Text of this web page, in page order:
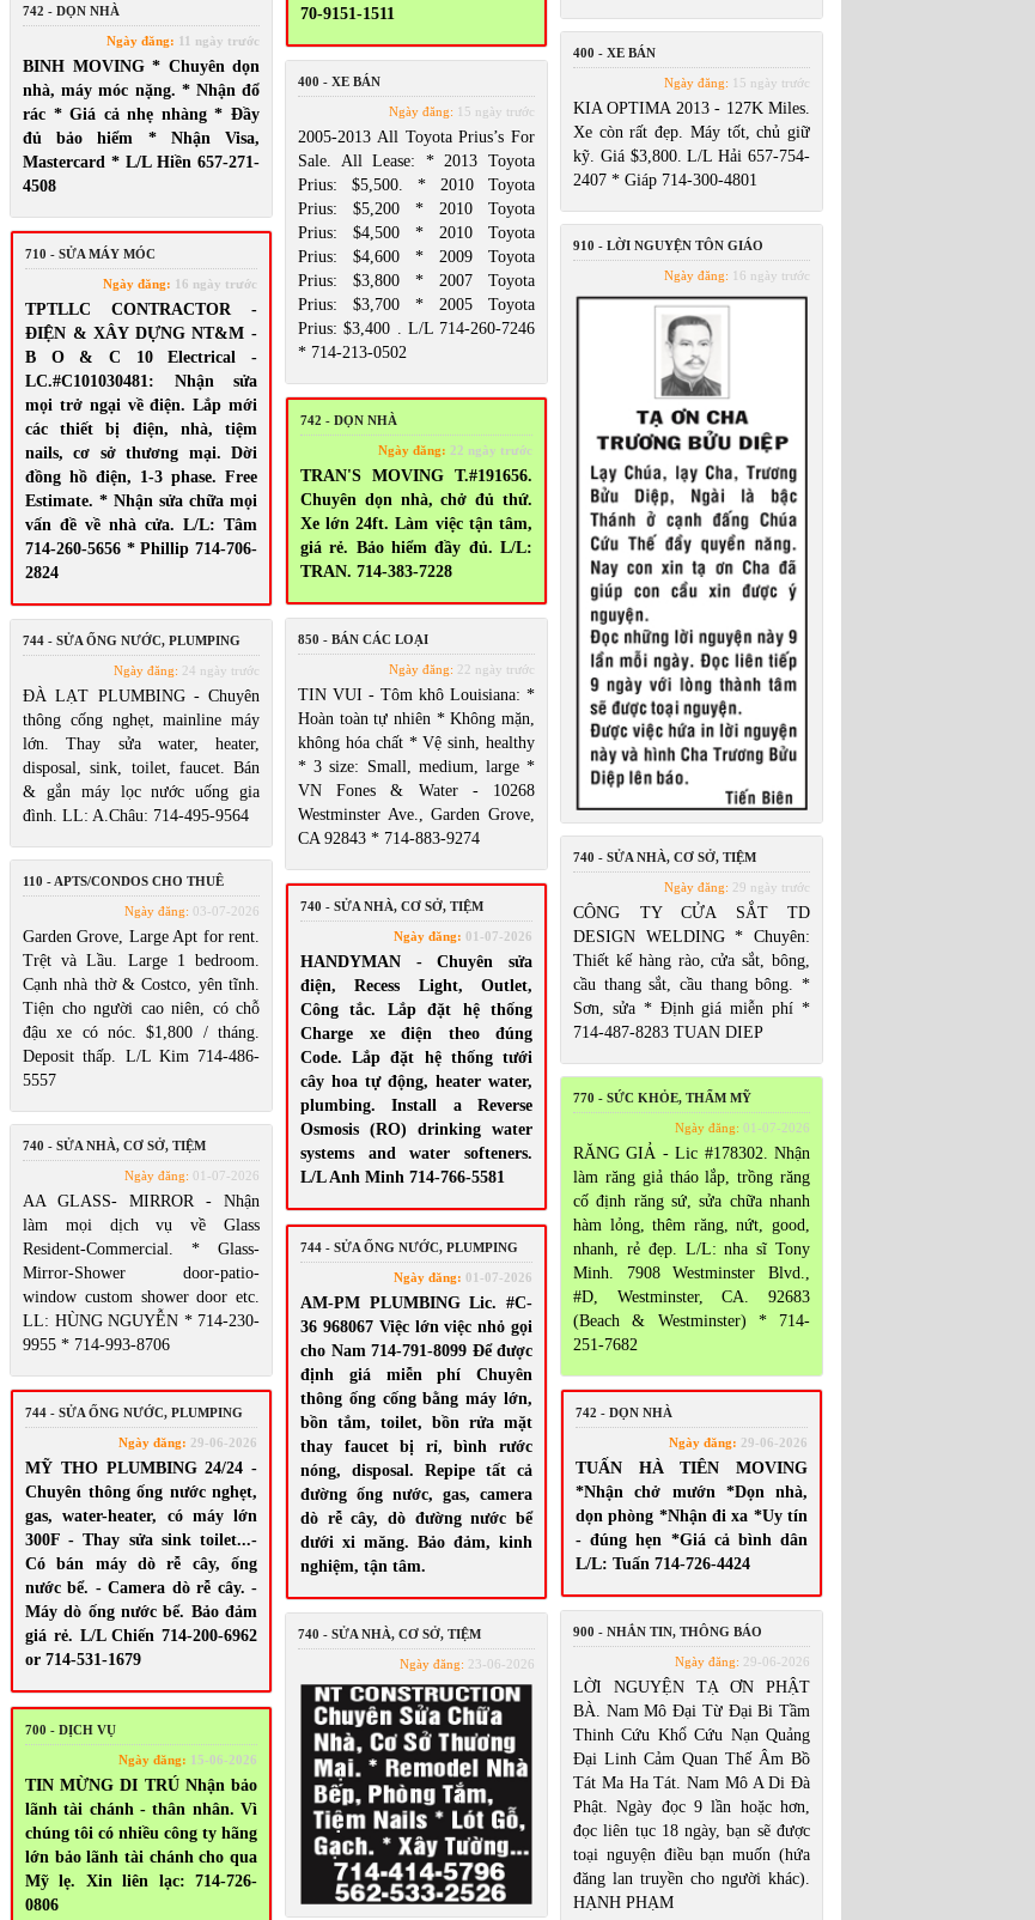
70-9151-1511
742 - DỌN NHÀ
Ngày đăng: 11 ngày trước
BINH MOVING * Chuyên dọn
nhà, máy móc nặng. * Nhận đổ
rác * Giá cả nhẹ nhàng * Đầy
đủ bảo hiểm * Nhận Visa,
Mastercard * L/L Hiền 657-271-
4508
400 - XE BÁN
Ngày đăng: 15 ngày trước
KIA OPTIMA 2013 - 127K Miles.
Xe còn rất đẹp. Máy tốt, chủ giữ
kỹ. Giá $3,800. L/L Hải 657-754-
2407 * Giáp 714-300-4801
400 - XE BÁN
Ngày đăng: 15 ngày trước
2005-2013 All Toyota Prius’s For
Sale. All Lease: * 2013 Toyota
Prius: $5,500. * 2010 Toyota
Prius: $5,200 * 2010 Toyota
Prius: $4,500 * 2010 Toyota
Prius: $4,600 * 2009 Toyota
Prius: $3,800 * 2007 Toyota
Prius: $3,700 * 2005 Toyota
Prius: $3,400 . L/L 714-260-7246
* 714-213-0502
910 - LỜI NGUYỆN TÔN GIÁO
Ngày đăng: 16 ngày trước
710 - SỬA MÁY MÓC
Ngày đăng: 16 ngày trước
TPTLLC CONTRACTOR -
ĐIỆN & XÂY DỰNG NT&M -
B O & C 10 Electrical -
LC.#C101030481: Nhận sửa
mọi trở ngại về điện. Lắp mới
các thiết bị điện, nhà, tiệm
nails, cơ sở thương mại. Dời
đồng hồ điện, 1-3 phase. Free
Estimate. * Nhận sửa chữa mọi
vấn đề về nhà cửa. L/L: Tâm
714-260-5656 * Phillip 714-706-
2824
742 - DỌN NHÀ
Ngày đăng: 22 ngày trước
TRAN'S MOVING T.#191656.
Chuyên dọn nhà, chở đủ thứ.
Xe lớn 24ft. Làm việc tận tâm,
giá rẻ. Bảo hiểm đầy đủ. L/L:
TRAN. 714-383-7228
850 - BÁN CÁC LOẠI
Ngày đăng: 22 ngày trước
TIN VUI - Tôm khô Louisiana: *
Hoàn toàn tự nhiên * Không mặn,
không hóa chất * Vệ sinh, healthy
* 3 size: Small, medium, large *
VN Fones & Water - 10268
Westminster Ave., Garden Grove,
CA 92843 * 714-883-9274
744 - SỬA ỐNG NƯỚC, PLUMPING
Ngày đăng: 24 ngày trước
ĐÀ LẠT PLUMBING - Chuyên
thông cống nghẹt, mainline máy
lớn. Thay sửa water, heater,
disposal, sink, toilet, faucet. Bán
& gắn máy lọc nước uống gia
đình. LL: A.Châu: 714-495-9564
740 - SỬA NHÀ, CƠ SỞ, TIỆM
Ngày đăng: 29 ngày trước
CÔNG TY CỬA SẮT TD
DESIGN WELDING * Chuyên:
Thiết kế hàng rào, cửa sắt, bông,
cầu thang sắt, cầu thang bông. *
Sơn, sửa * Định giá miễn phí *
714-487-8283 TUAN DIEP
110 - APTS/CONDOS CHO THUÊ
Ngày đăng: 03-07-2026
Garden Grove, Large Apt for rent.
Trệt và Lầu. Large 1 bedroom.
Cạnh nhà thờ & Costco, yên tĩnh.
Tiện cho người cao niên, có chỗ
đậu xe có nóc. $1,800 / tháng.
Deposit thấp. L/L Kim 714-486-
5557
740 - SỬA NHÀ, CƠ SỞ, TIỆM
Ngày đăng: 01-07-2026
HANDYMAN - Chuyên sửa
điện, Recess Light, Outlet,
Công tắc. Lắp đặt hệ thống
Charge xe điện theo đúng
Code. Lắp đặt hệ thống tưới
cây hoa tự động, heater water,
plumbing. Install a Reverse
Osmosis (RO) drinking water
systems and water softeners.
L/L Anh Minh 714-766-5581
770 - SỨC KHỎE, THẨM MỸ
Ngày đăng: 01-07-2026
RĂNG GIẢ - Lic #178302. Nhận
làm răng giả tháo lắp, trồng răng
cố định răng sứ, sửa chữa nhanh
hàm lỏng, thêm răng, nứt, good,
nhanh, rẻ đẹp. L/L: nha sĩ Tony
Minh. 7908 Westminster Blvd.,
#D, Westminster, CA. 92683
(Beach & Westminster) * 714-
251-7682
740 - SỬA NHÀ, CƠ SỞ, TIỆM
Ngày đăng: 01-07-2026
AA GLASS- MIRROR - Nhận
làm mọi dịch vụ về Glass
Resident-Commercial. * Glass-
Mirror-Shower door-patio-
window custom shower door etc.
LL: HÙNG NGUYỄN * 714-230-
9955 * 714-993-8706
744 - SỬA ỐNG NƯỚC, PLUMPING
Ngày đăng: 01-07-2026
AM-PM PLUMBING Lic. #C-
36 968067 Việc lớn việc nhỏ gọi
cho Nam 714-791-8099 Để được
định giá miễn phí Chuyên
thông ống cống bằng máy lớn,
bồn tắm, toilet, bồn rửa mặt
thay faucet bị rỉ, bình rước
nóng, disposal. Repipe tất cả
đường ống nước, gas, camera
dò rễ cây, dò đường nước bể
dưới xi măng. Bảo đảm, kinh
nghiệm, tận tâm.
744 - SỬA ỐNG NƯỚC, PLUMPING
Ngày đăng: 29-06-2026
MỸ THO PLUMBING 24/24 -
Chuyên thông ống nước nghẹt,
gas, water-heater, có máy lớn
300F - Thay sửa sink toilet...-
Có bán máy dò rễ cây, ống
nước bể. - Camera dò rễ cây. -
Máy dò ống nước bể. Bảo đảm
giá rẻ. L/L Chiến 714-200-6962
or 714-531-1679
742 - DỌN NHÀ
Ngày đăng: 29-06-2026
TUẤN HÀ TIÊN MOVING
*Nhận chở mướn *Dọn nhà,
dọn phòng *Nhận đi xa *Uy tín
- đúng hẹn *Giá cả bình dân
L/L: Tuấn 714-726-4424
900 - NHẮN TIN, THÔNG BÁO
Ngày đăng: 29-06-2026
LỜI NGUYỆN TẠ ƠN PHẬT
BÀ. Nam Mô Đại Từ Đại Bi Tầm
Thinh Cứu Khổ Cứu Nạn Quảng
Đại Linh Cảm Quan Thế Âm Bồ
Tát Ma Ha Tát. Nam Mô A Di Đà
Phật. Ngày đọc 9 lần hoặc hơn,
đọc liên tục 18 ngày, bạn sẽ được
toại nguyện điều bạn muốn (hứa
đăng lan truyền cho người khác).
HẠNH PHẠM
740 - SỬA NHÀ, CƠ SỞ, TIỆM
Ngày đăng: 23-06-2026
700 - DỊCH VỤ
Ngày đăng: 15-06-2026
TIN MỪNG DI TRÚ Nhận bảo
lãnh tài chánh - thân nhân. Vì
chúng tôi có nhiều công ty hãng
lớn bảo lãnh tài chánh cho qua
Mỹ lẹ. Xin liên lạc: 714-726-
0806